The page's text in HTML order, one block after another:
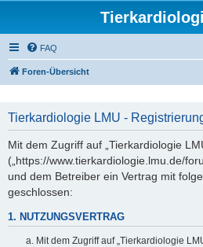
FAQ
Foren-Übersicht
Tierkardiologie LMU -
Mit dem Zugriff auf „Tierkardiologie
(„https://www.tierkardiologie.lmu.de/
und dem Betreiber ein Vertrag mit
geschlossen:
1. NUTZUNGSVERTRAG
Mit dem Zugriff auf „Tierkardiologie